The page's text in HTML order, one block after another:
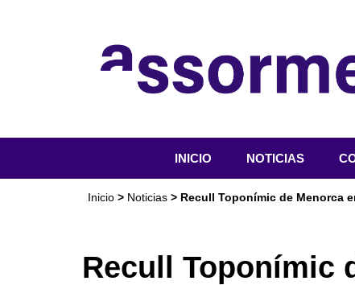
INICIO NOTICIAS
Inicio> Noticias> Recull Toponímic de Menorca
Recull Toponímic